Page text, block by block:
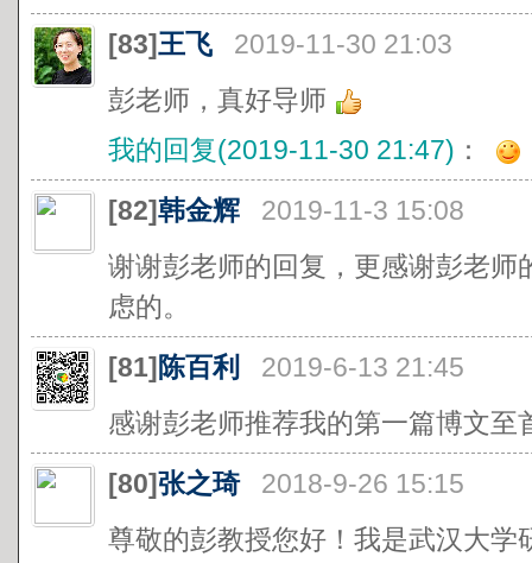
[83]王飞
2019-11-30 21:03
彭老师，真好导师
我的回复(2019-11-30 21:47) ：
[82]韩金辉
2019-11-3 15:08
谢谢彭老师的回复，更感谢彭老
虑的。
[81]陈百利
2019-6-13 21:45
感谢彭老师推荐我的第一篇博文至
[80]张之琦
2018-9-26 15:15
尊敬的彭教授您好！我是武汉大